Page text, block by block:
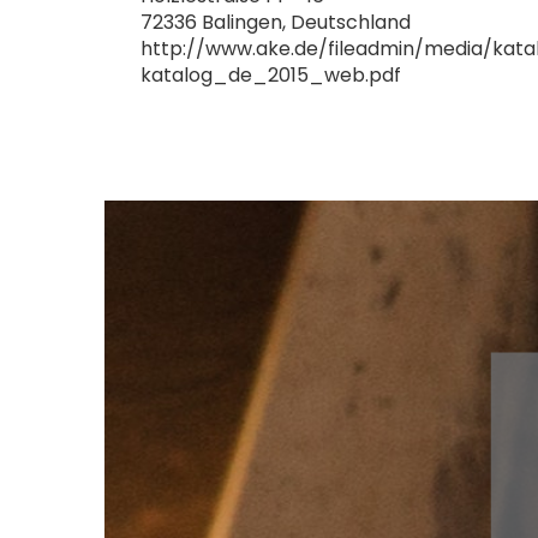
72336 Balingen, Deutschland
http://www.ake.de/fileadmin/media/
katalog_de_2015_web.pdf